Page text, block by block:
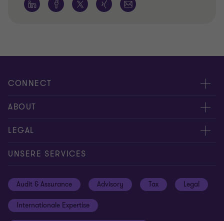
CONNECT
Kontakt
Experten
Hinweisgebersystem
Login
ABOUT
Über uns
Karriere
Newsletter Anmeldung
LEGAL
Impressum
Informationspflichten DS-GVO
Rechtliche Hinweise
UNSERE SERVICES
Audit & Assurance Advisory Tax Legal
Internationale Expertise